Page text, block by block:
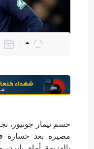
حسم نيمار جونيور،
مصيره بعد خسارة